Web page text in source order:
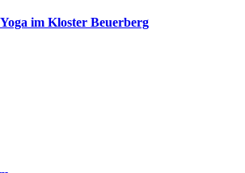
im Kloster Beuerberg